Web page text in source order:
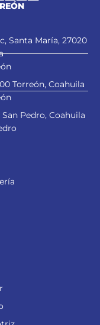
Santa María, 27020
Torreón, Coahuila
Pedro, Coahuila